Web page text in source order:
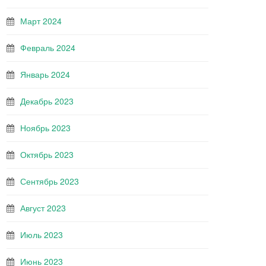
Март 2024
Февраль 2024
Январь 2024
Декабрь 2023
Ноябрь 2023
Октябрь 2023
Сентябрь 2023
Август 2023
Июль 2023
Июнь 2023